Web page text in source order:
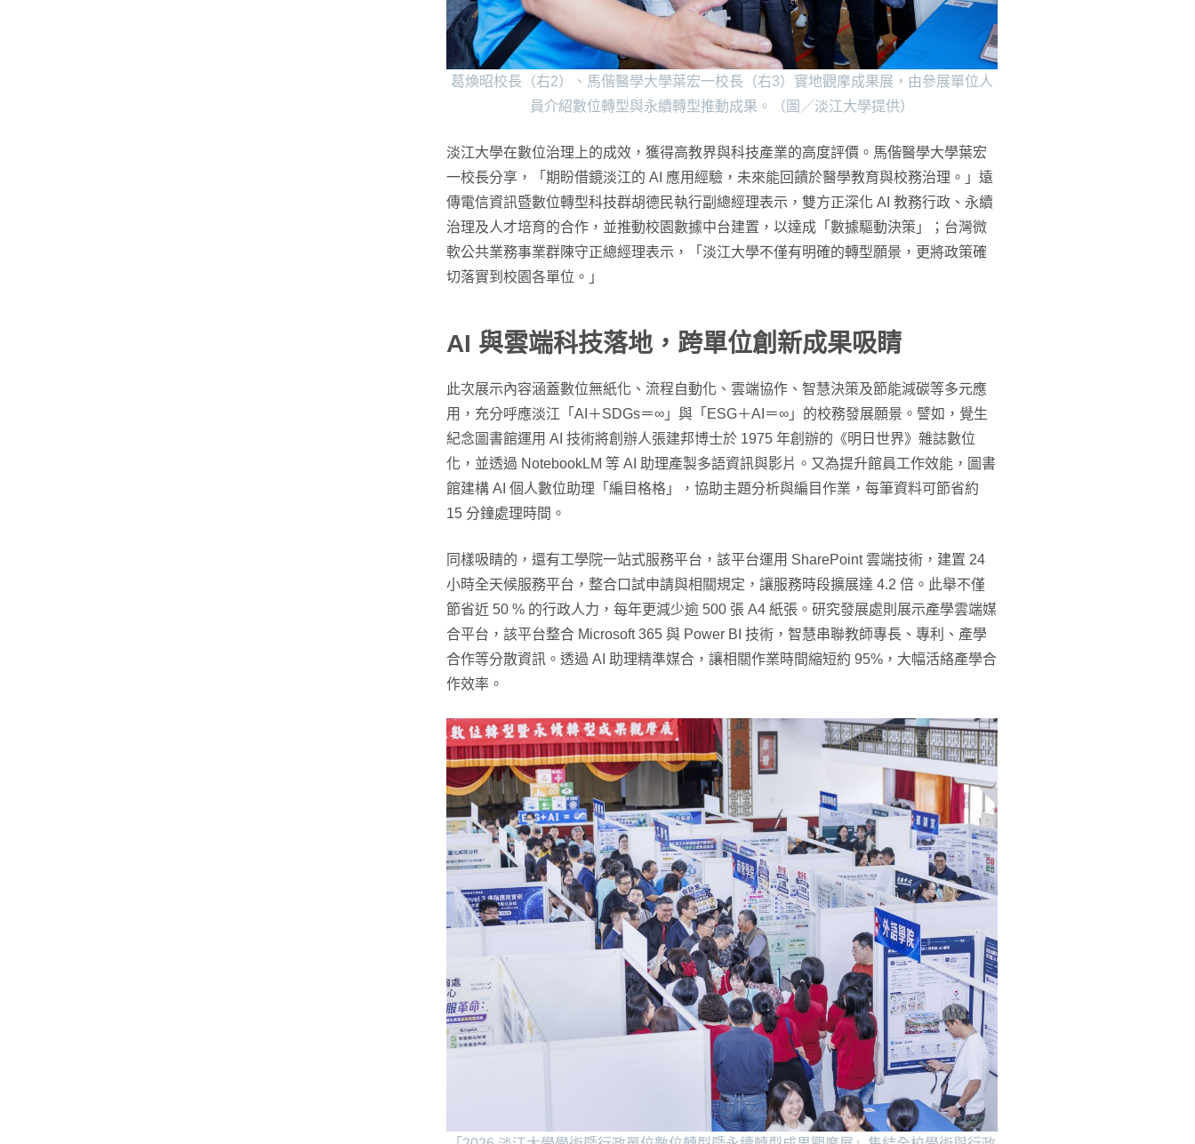
葛煥昭校長（右2）、馬偕醫學大學葉宏一校長（右3）實地觀摩成果展，由參展單位人
員介紹數位轉型與永續轉型推動成果。（圖／淡江大學提供）
淡江大學在數位治理上的成效，獲得高教界與科技產業的高度評價。馬偕醫學大學葉宏
一校長分享，「期盼借鏡淡江的 AI 應用經驗，未來能回饋於醫學教育與校務治理。」遠
傳電信資訊暨數位轉型科技群胡德民執行副總經理表示，雙方正深化 AI 教務行政、永續
治理及人才培育的合作，並推動校園數據中台建置，以達成「數據驅動決策」；台灣微
軟公共業務事業群陳守正總經理表示，「淡江大學不僅有明確的轉型願景，更將政策確
切落實到校園各單位。」
AI 與雲端科技落地，跨單位創新成果吸睛
此次展示內容涵蓋數位無紙化、流程自動化、雲端協作、智慧決策及節能減碳等多元應
用，充分呼應淡江「AI＋SDGs＝∞」與「ESG＋AI＝∞」的校務發展願景。譬如，覺生
紀念圖書館運用 AI 技術將創辦人張建邦博士於 1975 年創辦的《明日世界》雜誌數位
化，並透過 NotebookLM 等 AI 助理產製多語資訊與影片。又為提升館員工作效能，圖書
館建構 AI 個人數位助理「編目格格」，協助主題分析與編目作業，每筆資料可節省約
15 分鐘處理時間。
同樣吸睛的，還有工學院一站式服務平台，該平台運用 SharePoint 雲端技術，建置 24
小時全天候服務平台，整合口試申請與相關規定，讓服務時段擴展達 4.2 倍。此舉不僅
節省近 50 % 的行政人力，每年更減少逾 500 張 A4 紙張。研究發展處則展示產學雲端媒
合平台，該平台整合 Microsoft 365 與 Power BI 技術，智慧串聯教師專長、專利、產學
合作等分散資訊。透過 AI 助理精準媒合，讓相關作業時間縮短約 95%，大幅活絡產學合
作效率。